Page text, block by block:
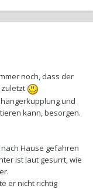
noch, dass der
zuletzt
und
kann, besorgen.
Hause gefahren
ist laut gesurrt, wie
er nicht richtig